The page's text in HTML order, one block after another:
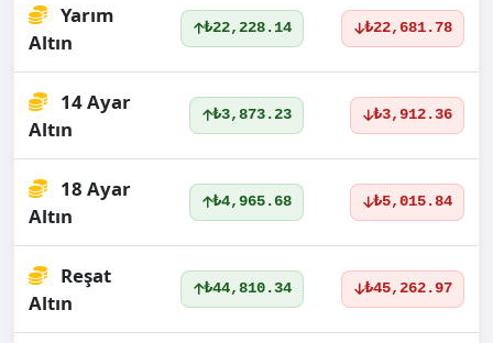
Yarım
Altın
₺22,228.14 ₺22,681.78
14 Ayar
Altın
₺3,873.23 ₺3,912.36
18 Ayar
Altın
₺4,965.68 ₺5,015.84
Reşat
Altın
₺44,810.34 ₺45,262.97